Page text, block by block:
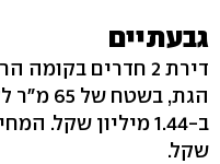
גבעתיים
דירת 2 חדרים
הגת,
שקל.